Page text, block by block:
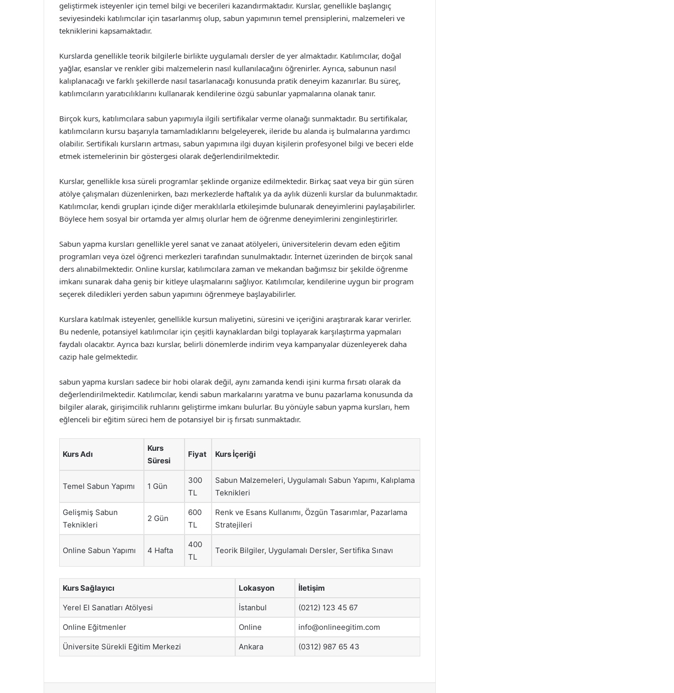
geliştirmek isteyenler için temel bilgi ve becerileri kazandırmaktadır. Kurslar, genellikle başlangıç
seviyesindeki katılımcılar için tasarlanmış olup, sabun yapımının temel prensiplerini, malzemeleri ve
tekniklerini kapsamaktadır.
Kurslarda genellikle teorik bilgilerle birlikte uygulamalı dersler de yer almaktadır. Katılımcılar, doğal
yağlar, esanslar ve renkler gibi malzemelerin nasıl kullanılacağını öğrenirler. Ayrıca, sabunun nasıl
kalıplanacağı ve farklı şekillerde nasıl tasarlanacağı konusunda pratik deneyim kazanırlar. Bu süreç,
katılımcıların yaratıcılıklarını kullanarak kendilerine özgü sabunlar yapmalarına olanak tanır.
Birçok kurs, katılımcılara sabun yapımıyla ilgili sertifikalar verme olanağı sunmaktadır. Bu sertifikalar,
katılımcıların kursu başarıyla tamamladıklarını belgeleyerek, ileride bu alanda iş bulmalarına yardımcı
olabilir. Sertifikalı kursların artması, sabun yapımına ilgi duyan kişilerin profesyonel bilgi ve beceri elde
etmek istemelerinin bir göstergesi olarak değerlendirilmektedir.
Kurslar, genellikle kısa süreli programlar şeklinde organize edilmektedir. Birkaç saat veya bir gün süren
atölye çalışmaları düzenlenirken, bazı merkezlerde haftalık ya da aylık düzenli kurslar da bulunmaktadır.
Katılımcılar, kendi grupları içinde diğer meraklılarla etkileşimde bulunarak deneyimlerini paylaşabilirler.
Böylece hem sosyal bir ortamda yer almış olurlar hem de öğrenme deneyimlerini zenginleştirirler.
Sabun yapma kursları genellikle yerel sanat ve zanaat atölyeleri, üniversitelerin devam eden eğitim
programları veya özel öğrenci merkezleri tarafından sunulmaktadır. İnternet üzerinden de birçok sanal
ders alınabilmektedir. Online kurslar, katılımcılara zaman ve mekandan bağımsız bir şekilde öğrenme
imkanı sunarak daha geniş bir kitleye ulaşmalarını sağlıyor. Katılımcılar, kendilerine uygun bir program
seçerek diledikleri yerden sabun yapımını öğrenmeye başlayabilirler.
Kurslara katılmak isteyenler, genellikle kursun maliyetini, süresini ve içeriğini araştırarak karar verirler.
Bu nedenle, potansiyel katılımcılar için çeşitli kaynaklardan bilgi toplayarak karşılaştırma yapmaları
faydalı olacaktır. Ayrıca bazı kurslar, belirli dönemlerde indirim veya kampanyalar düzenleyerek daha
cazip hale gelmektedir.
sabun yapma kursları sadece bir hobi olarak değil, aynı zamanda kendi işini kurma fırsatı olarak da
değerlendirilmektedir. Katılımcılar, kendi sabun markalarını yaratma ve bunu pazarlama konusunda da
bilgiler alarak, girişimcilik ruhlarını geliştirme imkanı bulurlar. Bu yönüyle sabun yapma kursları, hem
eğlenceli bir eğitim süreci hem de potansiyel bir iş fırsatı sunmaktadır.
Kurs Adı
Kurs
Süresi
Fiyat Kurs İçeriği
Temel Sabun Yapımı 1 Gün
300
TL
Sabun Malzemeleri, Uygulamalı Sabun Yapımı, Kalıplama
Teknikleri
Gelişmiş Sabun
Teknikleri
2 Gün
600
TL
Renk ve Esans Kullanımı, Özgün Tasarımlar, Pazarlama
Stratejileri
Online Sabun Yapımı 4 Hafta
400
TL
Teorik Bilgiler, Uygulamalı Dersler, Sertifika Sınavı
Kurs Sağlayıcı Lokasyon İletişim
Yerel El Sanatları Atölyesi İstanbul (0212) 123 45 67
Online Eğitmenler Online info@onlineegitim.com
Üniversite Sürekli Eğitim Merkezi Ankara (0312) 987 65 43